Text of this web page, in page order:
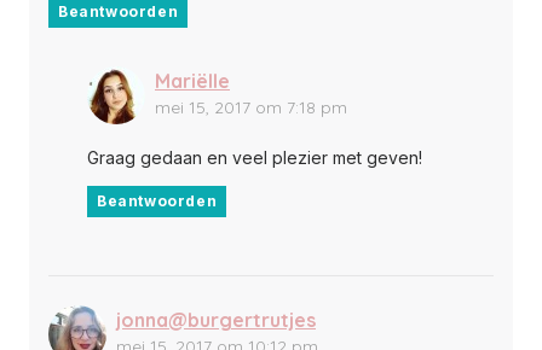
Beantwoorden
Mariëlle
mei 15, 2017 om 7:18 pm
Graag gedaan en veel plezier met geven!
Beantwoorden
jonna@burgertrutjes